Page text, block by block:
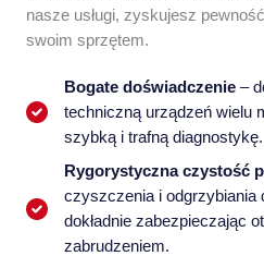
nasze usługi, zyskujesz
swoim sprzętem.
Bogate doświadczenie –
techniczną urządzeń wielu
szybką i trafną diagnostykę.
Rygorystyczna czystość
czyszczenia i odgrzybiania
dokładnie zabezpieczając
zabrudzeniem.